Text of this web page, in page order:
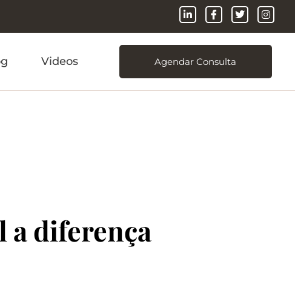
Videos Agendar Consulta
a diferença